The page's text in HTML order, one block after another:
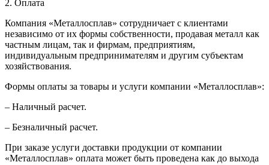
2. Оплата
Компания «Металлосплав» сотрудничает с клиентами
независимо от их формы собственности, продавая металл как
частным лицам, так и фирмам, предприятиям,
индивидуальным предпринимателям и другим субъектам
хозяйствования.
Формы оплаты за товары и услуги компании «Металлосплав»:
– Наличный расчет.
– Безналичный расчет.
При заказе услуги доставки продукции от компании
«Металлосплав» оплата может быть проведена как до выхода